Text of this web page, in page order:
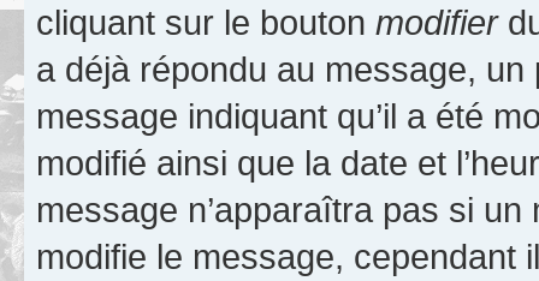
cliquant sur le bouton modifier
a déjà répondu au message, un
message indiquant qu’il a été
modifié ainsi que la date et
message n’apparaîtra pas si
modifie le message, cependant